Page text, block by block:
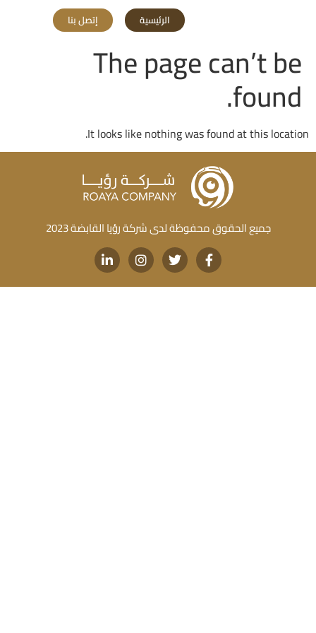
الرئيسية إتصل بنا
The page can’t be
found.
It looks like nothing was found at this location.
جميع الحقوق محفوظة لدى شركة رؤيا القابضة 2023